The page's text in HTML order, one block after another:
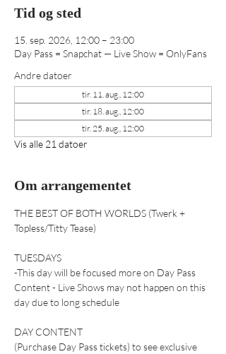
Tid og sted
15. sep. 2026, 12:00 – 23:00
Day Pass = Snapchat — Live Show = OnlyFans
Andre datoer
tir. 11. aug., 12:00
tir. 18. aug., 12:00
tir. 25. aug., 12:00
Vis alle 21 datoer
Om arrangementet
THE BEST OF BOTH WORLDS (Twerk +
Topless/Titty Tease)
TUESDAYS
-This day will be focused more on Day Pass
Content - Live Shows may not happen on this
day due to long schedule
DAY CONTENT
(Purchase Day Pass tickets) to see exclusive